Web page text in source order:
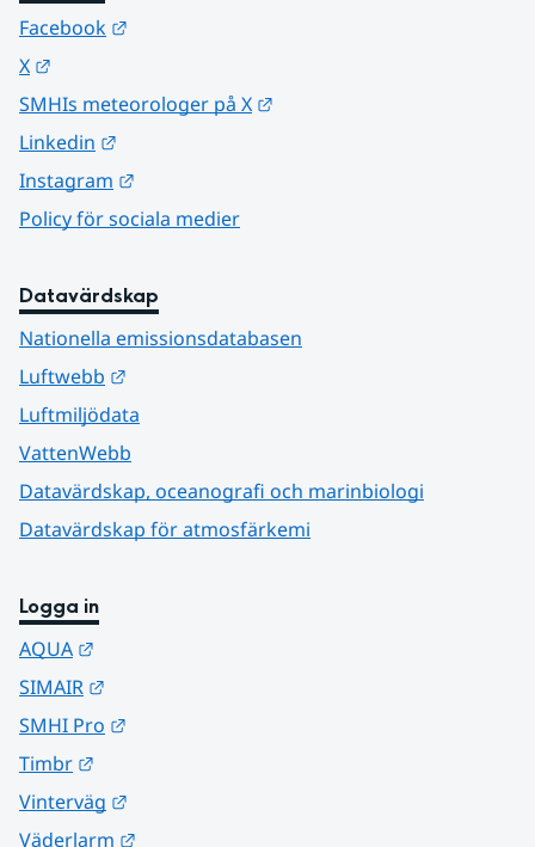
Facebook
X
SMHIs meteorologer på X
Linkedin
Instagram
Policy för sociala medier
Datavärdskap
Nationella emissionsdatabasen
Luftwebb
Luftmiljödata
VattenWebb
Datavärdskap, oceanografi och marinbiologi
Datavärdskap för atmosfärkemi
Logga in
AQUA
SIMAIR
SMHI Pro
Timbr
Vinterväg
Väderlarm